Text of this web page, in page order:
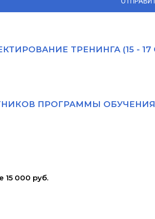
ТРЕНИНГА (15 - 17
ПРОГРАММЫ ОБУЧЕНИЯ
15 000 руб.